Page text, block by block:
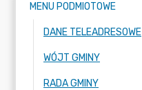
MENU PODMIOTOWE
DANE TELEADRESOWE
WÓJT GMINY
RADA GMINY